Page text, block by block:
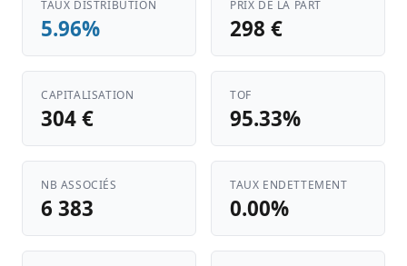
TAUX DISTRIBUTION
5.96%
PRIX DE LA PART
298 €
CAPITALISATION
304 €
TOF
95.33%
NB ASSOCIÉS
6 383
TAUX ENDETTEMENT
0.00%